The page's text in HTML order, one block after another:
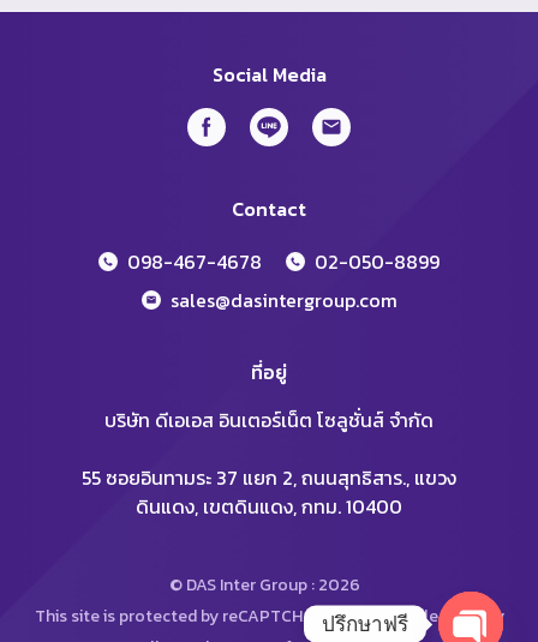
Social Media
Contact
098-467-4678
02-050-8899
sales@dasintergroup.com
ที่อยู่
บริษัท ดีเอเอส อินเตอร์เน็ต โซลูชั่นส์ จำกัด
55 ซอยอินทามระ 37 แยก 2, ถนนสุทธิสาร., แขวง
ดินแดง, เขตดินแดง, กทม. 10400
© DAS Inter Group : 2026
This site is protected by reCAPTCHA and the Google Privacy
ปรึกษาฟรี